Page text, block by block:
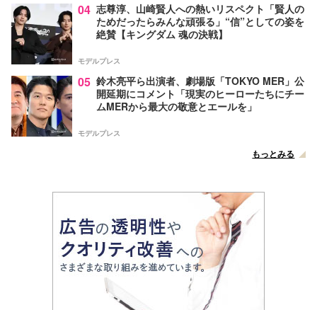
04 志尊淳、山崎賢人への熱いリスペクト「賢人の
ためだったらみんな頑張る」“信”としての姿を
絶賛【キングダム 魂の決戦】
モデルプレス
05 鈴木亮平ら出演者、劇場版「TOKYO MER」公
開延期にコメント「現実のヒーローたちにチー
ムMERから最大の敬意とエールを」
モデルプレス
もっとみる